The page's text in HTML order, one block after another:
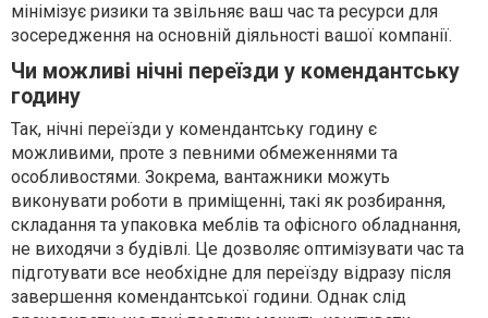
мінімізує ризики та звільняє ваш час та ресурси для
зосередження на основній діяльності вашої компанії.
Чи можливі нічні переїзди у комендантську
годину
Так, нічні переїзди у комендантську годину є
можливими, проте з певними обмеженнями та
особливостями. Зокрема, вантажники можуть
виконувати роботи в приміщенні, такі як розбирання,
складання та упаковка меблів та офісного обладнання,
не виходячи з будівлі. Це дозволяє оптимізувати час та
підготувати все необхідне для переїзду відразу після
завершення комендантської години. Однак слід